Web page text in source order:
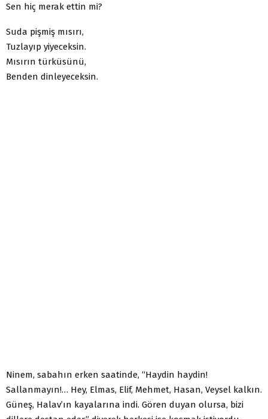
Sen hiç merak ettin mi?
Suda pişmiş mısırı,
Tuzlayıp yiyeceksin.
Mısırın türküsünü,
Benden dinleyeceksin.
Ninem, sabahın erken saatinde, “Haydin haydin!
Sallanmayın!… Hey, Elmas, Elif, Mehmet, Hasan, Veysel kalkın.
Güneş, Halav’ın kayalarına indi. Gören duyan olursa, bizi